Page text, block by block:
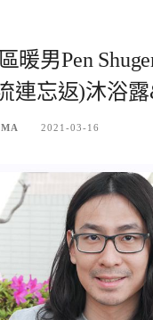
暖男Pen
連忘返)沐浴
2021-03-16